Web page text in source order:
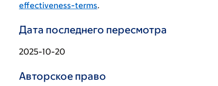
effectiveness-terms.
Дата последнего пересмотра
2025-10-20
Авторское право